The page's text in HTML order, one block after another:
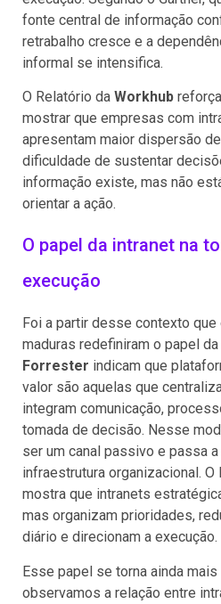
fonte central de informação
retrabalho cresce e a
informal se intensifica.
O Relatório da Workhub
mostrar que empresas com
apresentam maior dispersão
dificuldade de sustentar
informação existe, mas não
orientar a ação.
O papel da intranet na
execução
Foi a partir desse contexto
maduras redefiniram o papel
Forrester indicam que
valor são aquelas que
integram comunicação,
tomada de decisão. Nesse
ser um canal passivo e passa
infraestrutura organizacional. O
mostra que intranets
mas organizam prioridades,
diário e direcionam a execução.
Esse papel se torna ainda
observamos a relação entre